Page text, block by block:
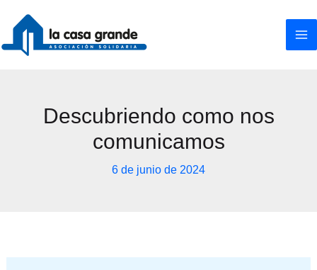
contenido
Descubriendo como nos
comunicamos
6 de junio de 2024